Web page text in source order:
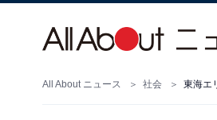
All About ニュース 社会 東海エ